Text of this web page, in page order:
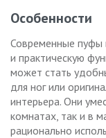
Особенности
Современные пуфы
и практическую
может стать
для ног или
интерьера. Они
комнатах, так и в
рационально